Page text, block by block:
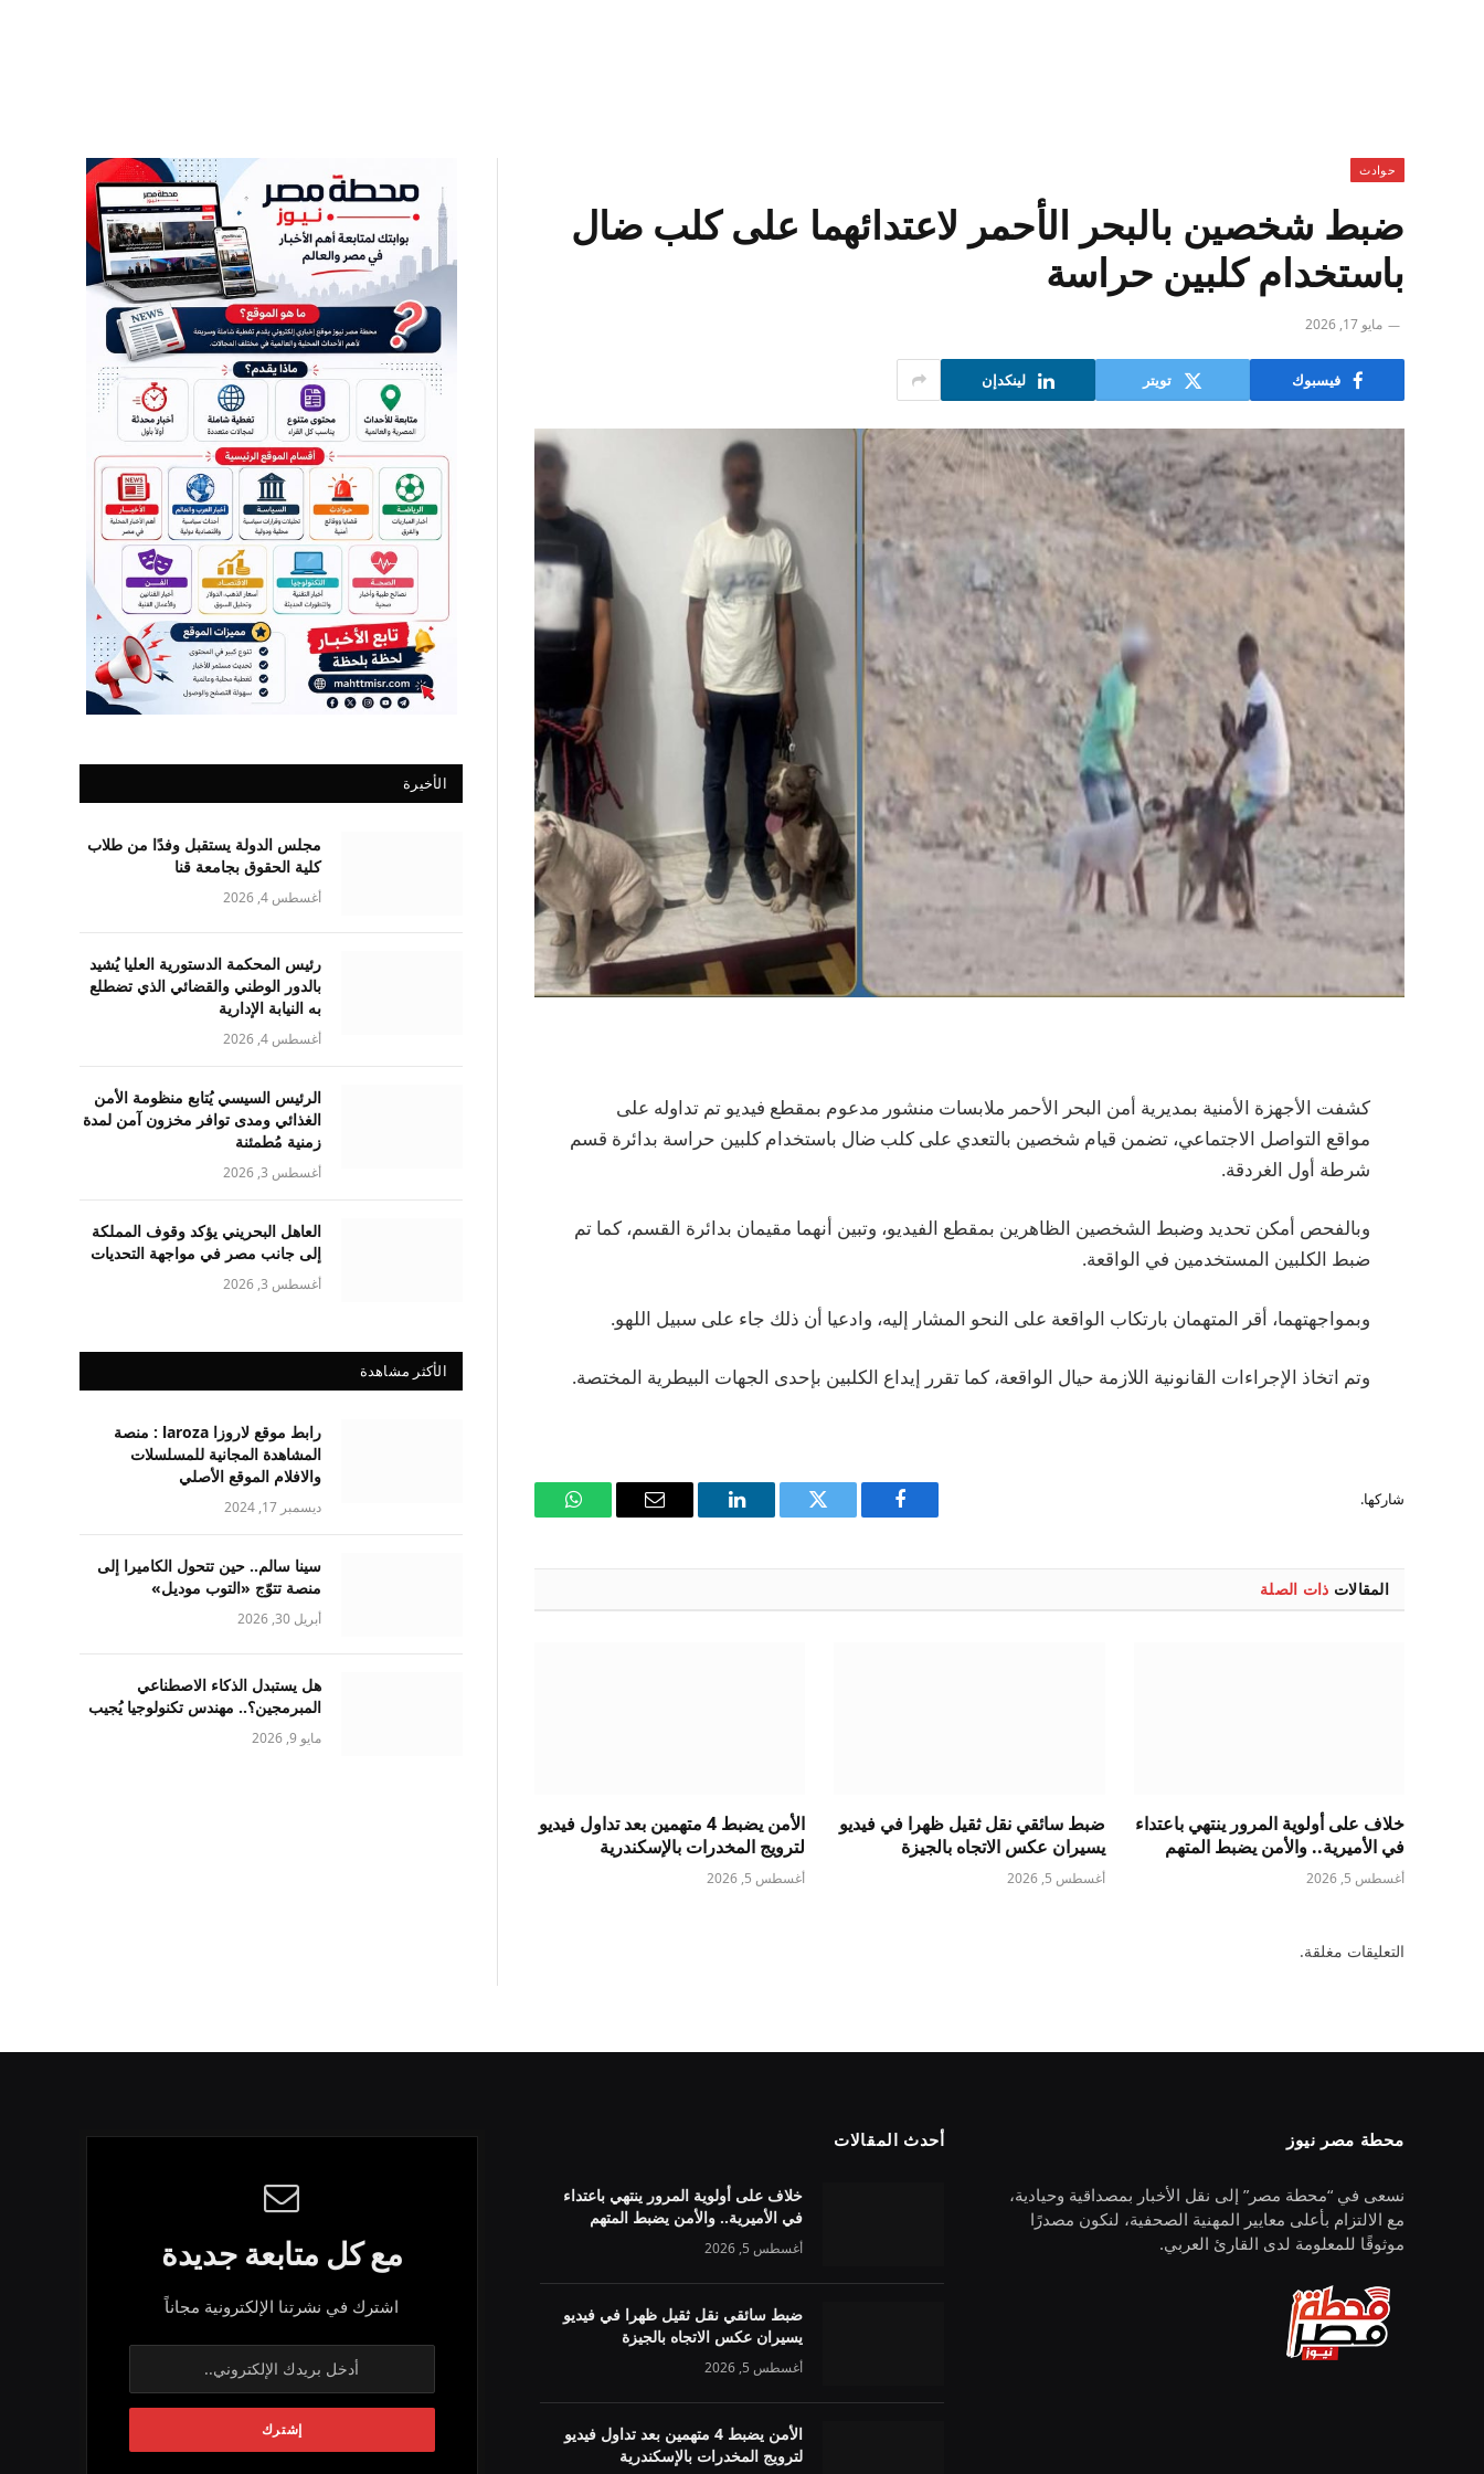
حوادث
ضبط شخصين بالبحر الأحمر لاعتدائهما على كلب ضال
باستخدام كلبين حراسة
مايو 17, 2026
فيسبوك تويتر لينكدإن
كشفت الأجهزة الأمنية بمديرية أمن البحر الأحمر ملابسات منشور مدعوم بمقطع فيديو تم تداوله على
مواقع التواصل الاجتماعي، تضمن قيام شخصين بالتعدي على كلب ضال باستخدام كلبين حراسة بدائرة قسم
شرطة أول الغردقة.
وبالفحص أمكن تحديد وضبط الشخصين الظاهرين بمقطع الفيديو، وتبين أنهما مقيمان بدائرة القسم، كما تم
ضبط الكلبين المستخدمين في الواقعة.
وبمواجهتهما، أقر المتهمان بارتكاب الواقعة على النحو المشار إليه، وادعيا أن ذلك جاء على سبيل اللهو.
وتم اتخاذ الإجراءات القانونية اللازمة حيال الواقعة، كما تقرر إيداع الكلبين بإحدى الجهات البيطرية المختصة.
شاركها.
فيسبوك
تويتر لينكدإن
البريد
واتساب
المقالات ذات الصلة
خلاف على أولوية المرور ينتهي باعتداء
في الأميرية.. والأمن يضبط المتهم
أغسطس 5, 2026
ضبط سائقي نقل ثقيل ظهرا في فيديو
يسيران عكس الاتجاه بالجيزة
أغسطس 5, 2026
الأمن يضبط 4 متهمين بعد تداول فيديو
لترويج المخدرات بالإسكندرية
أغسطس 5, 2026
التعليقات مغلقة.
الأخيرة
مجلس الدولة يستقبل وفدًا من طلاب
كلية الحقوق بجامعة قنا
أغسطس 4, 2026
رئيس المحكمة الدستورية العليا يُشيد
بالدور الوطني والقضائي الذي تضطلع
به النيابة الإدارية
أغسطس 4, 2026
الرئيس السيسي يُتابع منظومة الأمن
الغذائي ومدى توافر مخزون آمن لمدة
زمنية مُطمئنة
أغسطس 3, 2026
العاهل البحريني يؤكد وقوف المملكة
إلى جانب مصر في مواجهة التحديات
أغسطس 3, 2026
الأكثر مشاهدة
رابط موقع لاروزا laroza : منصة
المشاهدة المجانية للمسلسلات
والافلام الموقع الأصلي
ديسمبر 17, 2024
سينا سالم.. حين تتحول الكاميرا إلى
منصة تتوّج «التوب موديل»
أبريل 30, 2026
هل يستبدل الذكاء الاصطناعي
المبرمجين؟.. مهندس تكنولوجيا يُجيب
مايو 9, 2026
محطة مصر نيوز
نسعى في “محطة مصر” إلى نقل الأخبار بمصداقية وحيادية،
مع الالتزام بأعلى معايير المهنية الصحفية، لنكون مصدرًا
موثوقًا للمعلومة لدى القارئ العربي.
أحدث المقالات
خلاف على أولوية المرور ينتهي باعتداء
في الأميرية.. والأمن يضبط المتهم
أغسطس 5, 2026
ضبط سائقي نقل ثقيل ظهرا في فيديو
يسيران عكس الاتجاه بالجيزة
أغسطس 5, 2026
الأمن يضبط 4 متهمين بعد تداول فيديو
لترويج المخدرات بالإسكندرية
مع كل متابعة جديدة
اشترك في نشرتنا الإلكترونية مجاناً